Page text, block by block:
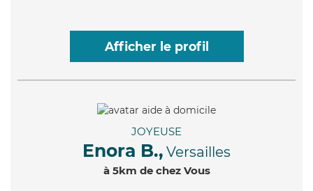
Afficher le profil
JOYEUSE
Enora B., Versailles
à 5km de chez Vous